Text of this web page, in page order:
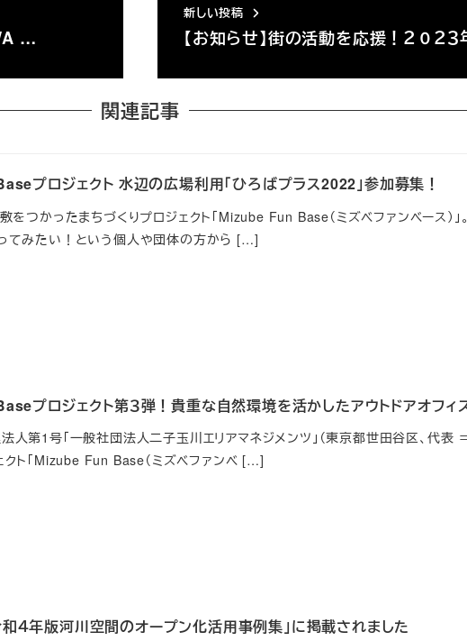
…
新しい投稿
【お知らせ】街の活動を応援！２０２
関連記事
プロジェクト 水辺の広場利用「ひろばプラス2022」参加募集！
をつかったまちづくりプロジェクト「Mizube Fun Base（ミズベファンベース）
てみたい！という個人や団体の方から […]
プロジェクト第３弾！貴重な自然環境を活かしたアウトドアオフィ
第1号「一般社団法人二子玉川エリアマネジメンツ」（東京都世田谷区、代表
ト「Mizube Fun Base（ミズベファンベ […]
和４年版河川空間のオープン化活用事例集」に掲載されました